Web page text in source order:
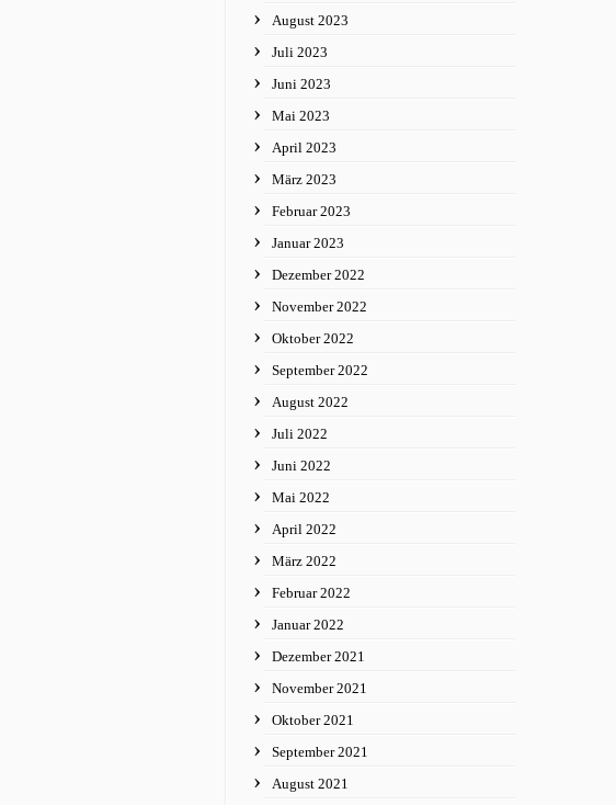
August 2023
Juli 2023
Juni 2023
Mai 2023
April 2023
März 2023
Februar 2023
Januar 2023
Dezember 2022
November 2022
Oktober 2022
September 2022
August 2022
Juli 2022
Juni 2022
Mai 2022
April 2022
März 2022
Februar 2022
Januar 2022
Dezember 2021
November 2021
Oktober 2021
September 2021
August 2021